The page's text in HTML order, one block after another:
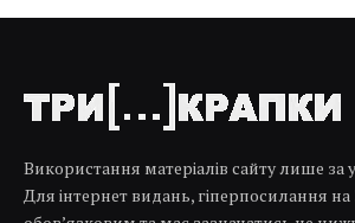
Використання матеріалів сайту лише
Для інтернет видань, гіперпосилання